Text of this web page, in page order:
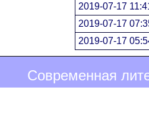
2019-07-17
2019-07-17
2019-07-17
Современная